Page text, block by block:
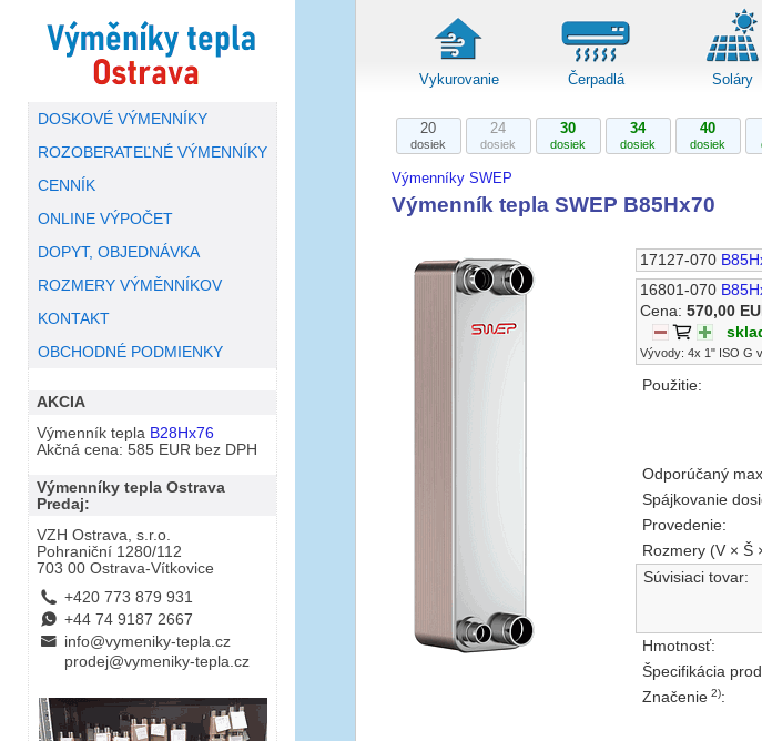
DOSKOVÉ VÝMENNÍKY
ROZOBERATEĽNÉ VÝMENNÍKY
CENNÍK
ONLINE VÝPOČET
DOPYT, OBJEDNÁVKA
ROZMERY VÝMĚNNÍKOV
KONTAKT
OBCHODNÉ PODMIENKY
AKCIA
Výmenník tepla B28Hx76
Akčná cena: 585 EUR bez DPH
Výmenníky tepla Ostrava
Predaj:
VZH Ostrava, s.r.o.
Pohraniční 1280/112
703 00 Ostrava-Vítkovice
L +420 773 879 931
E +44 74 9187 2667
B info@vymeniky-tepla.cz
prodej@vymeniky-tepla.cz
Vykurovanie Čerpadlá Soláry
20
dosiek
24
dosiek
30
dosiek
34
dosiek
40
dosiek
Výmenníky SWEP
Výmenník tepla SWEP B85Hx70
17127-070
16801-070
Cena: 570,00
Vývody: 4x 1" ISO G
Použitie:
Odporúčaný
Spájkovanie
Provedenie:
Rozmery (V × Š
Súvisiaci tovar:
Hmotnosť:
Špecifikácia
Značenie 2):